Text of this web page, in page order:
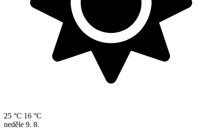
25 °C 16 °C
neděle 9. 8.